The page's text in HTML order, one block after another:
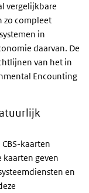
vergelijkbare
zo compleet
in
daarvan. De
van het in
Encounting
kaarten
kaarten geven
en